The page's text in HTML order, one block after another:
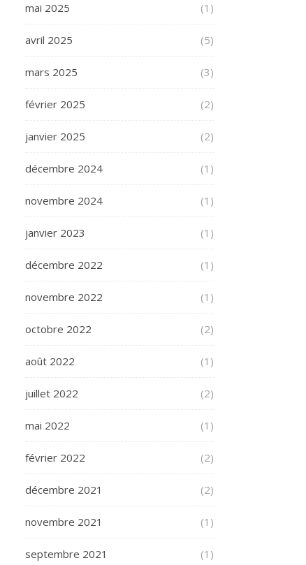
mai 2025 (1)
avril 2025 (5)
mars 2025 (3)
février 2025 (2)
janvier 2025 (2)
décembre 2024 (1)
novembre 2024 (1)
janvier 2023 (1)
décembre 2022 (1)
novembre 2022 (1)
octobre 2022 (2)
août 2022 (1)
juillet 2022 (2)
mai 2022 (1)
février 2022 (2)
décembre 2021 (2)
novembre 2021 (1)
septembre 2021 (1)